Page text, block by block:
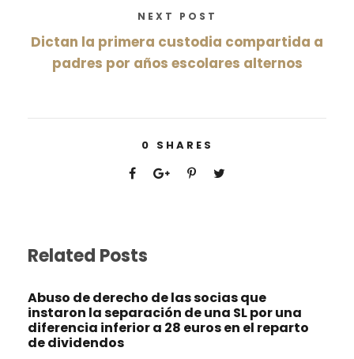
NEXT POST
Dictan la primera custodia compartida a
padres por años escolares alternos
0 SHARES
Related Posts
Abuso de derecho de las socias que
instaron la separación de una SL por una
diferencia inferior a 28 euros en el reparto
de dividendos